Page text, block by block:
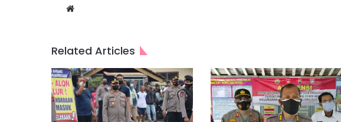
Website
Related Articles